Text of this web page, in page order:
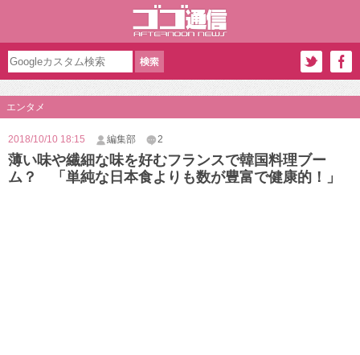
エンタメ
2018/10/10 18:15 編集部 2
薄い味や繊細な味を好むフランスで韓国料理ブー
ム？ 「単純な日本食よりも数が豊富で健康的！」